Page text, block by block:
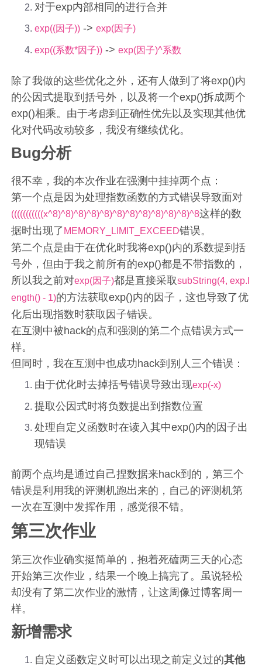
对于exp内部相同的进行合并
exp((因子)) ->exp(因子)
exp((系数*因子)) ->exp(因子)^系数
除了我做的这些优化之外，还有人做到了将exp()内
的公因式提取到括号外，以及将一个exp()拆成两个
exp()相乘。由于考虑到正确性优先以及实现其他优
化对代码改动较多，我没有继续优化。
Bug分析
很不幸，我的本次作业在强测中挂掉两个点：
第一个点是因为处理指数函数的方式错误导致面对
(((((((((((x^8)^8)^8)^8)^8)^8)^8)^8)^8)^8)^8)^8这样的数
据时出现了 MEMORY_LIMIT_EXCEED错误。
第二个点是由于在优化时我将exp()内的系数提到括
号外，但由于我之前所有的exp()都是不带指数的，
所以我之前对exp(因子)都是直接采取subString(4, exp.l
ength() - 1)的方法获取exp()内的因子，这也导致了优
化后出现指数时获取因子错误。
在互测中被hack的点和强测的第二个点错误方式一
样。
但同时，我在互测中也成功hack到别人三个错误：
由于优化时去掉括号错误导致出现exp(-x)
提取公因式时将负数提出到指数位置
处理自定义函数时在读入其中exp()内的因子出
现错误
前两个点均是通过自己捏数据来hack到的，第三个
错误是利用我的评测机跑出来的，自己的评测机第
一次在互测中发挥作用，感觉很不错。
第三次作业
第三次作业确实挺简单的，抱着死磕两三天的心态
开始第三次作业，结果一个晚上搞完了。虽说轻松
却没有了第二次作业的激情，让这周像过博客周一
样。
新增需求
自定义函数定义时可以出现之前定义过的其他